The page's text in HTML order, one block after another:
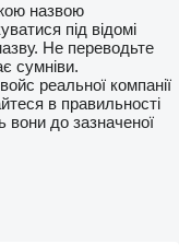
назвою
під відомі
Не переводьте
сумніви.
реальної компанії
в правильності
вони до зазначеної